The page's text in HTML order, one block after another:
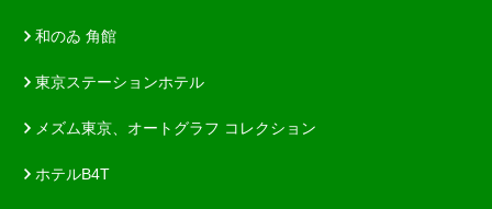
和のゐ 角館
東京ステーションホテル
メズム東京、オートグラフ コレクション
ホテルB4T